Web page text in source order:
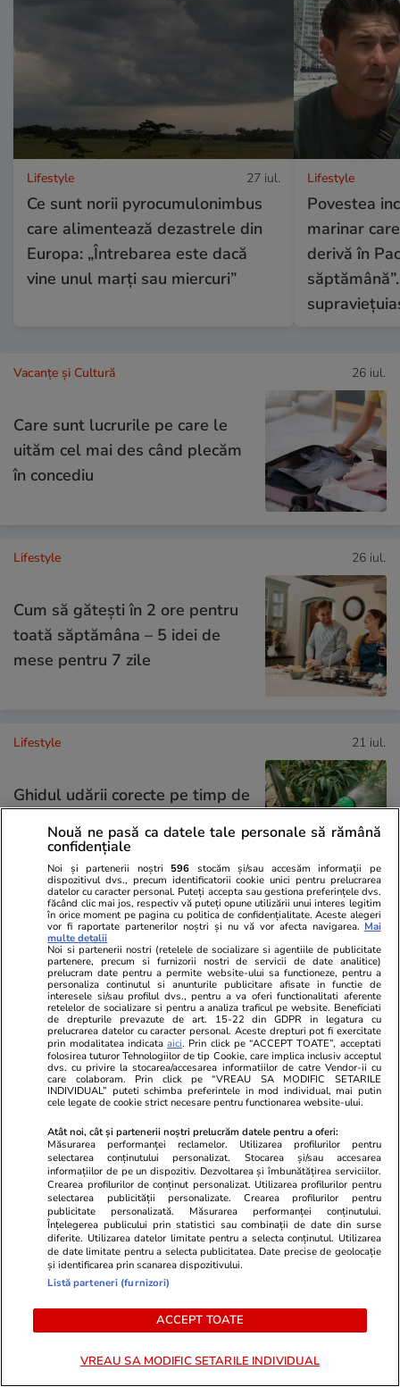
Lifestyle 27 iul.
Ce sunt norii pyrocumulonimbus
care alimentează dezastrele din
Europa: „Întrebarea este dacă
vine unul marți sau miercuri”
Lifestyle
Povestea
marinar
derivă în
Vacanțe și Cultură 26 iul.
Care sunt lucrurile pe care le
uităm cel mai des când plecăm
în concediu
Lifestyle 26 iul.
Cum să gătești în 2 ore pentru
toată săptămâna – 5 idei de
mese pentru 7 zile
Lifestyle 21 iul.
Ghidul udării corecte pe timp de
plantele
Lifestyle 15 iul.
Combinaţii răcoritoare de apă
cu fructe şi plante aromatice
pentru vară
Știri România
Radu Miruță anunță că una
dintre dronele care au intrat în
spațiul aerian al României era
rusească. Originea celorlalte
două este încă verificată
Europa riscă să rămână fără
gaze și să plătească scump, în
Nouă ne pasă ca datele tale personale să rămână
confidențiale
Noi și partenerii noștri 596 stocăm și/sau accesăm informații pe
dispozitivul dvs., precum identificatorii cookie unici pentru prelucrarea
datelor cu caracter personal. Puteți accepta sau gestiona preferințele dvs.
făcând clic mai jos, respectiv vă puteți opune utilizării unui interes legitim
în orice moment pe pagina cu politica de confidențialitate. Aceste alegeri
vor fi raportate partenerilor noștri și nu vă vor afecta navigarea. Mai
multe detalii
Noi si partenerii nostri (retelele de socializare si agentiile de publicitate
partenere, precum si furnizorii nostri de servicii de date analitice)
prelucram date pentru a permite website-ului sa functioneze, pentru a
personaliza continutul si anunturile publicitare afisate in functie de
interesele si/sau profilul dvs., pentru a va oferi functionalitati aferente
retelelor de socializare si pentru a analiza traficul pe website. Beneficiati
de drepturile prevazute de art. 15-22 din GDPR in legatura cu
prelucrarea datelor cu caracter personal. Aceste drepturi pot fi exercitate
prin modalitatea indicataaici. Prin click pe “ACCEPT TOATE”, acceptati
folosirea tuturor Tehnologiilor de tip Cookie, care implica inclusiv acceptul
dvs. cu privire la stocarea/accesarea informatiilor de catre Vendor-ii cu
care colaboram. Prin click pe “VREAU SA MODIFIC SETARILE
INDIVIDUAL” puteti schimba preferintele in mod individual, mai putin
cele legate de cookie strict necesare pentru functionarea website-ului.
Atât noi, cât și partenerii noștri prelucrăm datele pentru a oferi:
Măsurarea performanței reclamelor. Utilizarea profilurilor pentru
selectarea conținutului personalizat. Stocarea și/sau accesarea
informațiilor de pe un dispozitiv. Dezvoltarea și îmbunătățirea serviciilor.
Crearea profilurilor de conținut personalizat. Utilizarea profilurilor pentru
selectarea publicității personalizate. Crearea profilurilor pentru
publicitate personalizată. Măsurarea performanței conținutului.
Înțelegerea publicului prin statistici sau combinații de date din surse
diferite. Utilizarea datelor limitate pentru a selecta conținutul. Utilizarea
de date limitate pentru a selecta publicitatea. Date precise de geolocație
și identificarea prin scanarea dispozitivului.
Listă parteneri (furnizori)
ACCEPT TOATE
VREAU SA MODIFIC SETARILE INDIVIDUAL